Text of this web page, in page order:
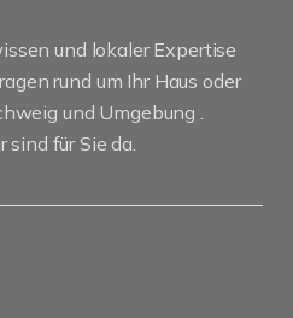
und lokaler Expertise
rund um Ihr Haus oder
und Umgebung .
sind für Sie da.